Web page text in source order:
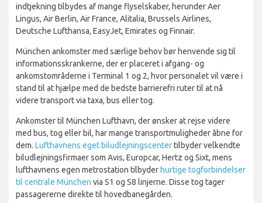
indtjekning tilbydes af mange flyselskaber, herunder Aer
Lingus, Air Berlin, Air France, Alitalia, Brussels Airlines,
Deutsche Lufthansa, EasyJet, Emirates og Finnair.
München ankomster med særlige behov bør henvende sig til
informationsskrankerne, der er placeret i afgang- og
ankomstområderne i Terminal 1 og 2, hvor personalet vil være i
stand til at hjælpe med de bedste barrierefri ruter til at nå
videre transport via taxa, bus eller tog.
Ankomster til München Lufthavn, der ønsker at rejse videre
med bus, tog eller bil, har mange transportmuligheder åbne for
dem. Lufthavnens eget biludlejningscentertilbyder velkendte
biludlejningsfirmaer som Avis, Europcar, Hertz og Sixt, mens
lufthavnens egen metrostation tilbyderhurtige togforbindelser
til centrale München via S1 og S8 linjerne. Disse tog tager
passagererne direkte til hovedbanegården.